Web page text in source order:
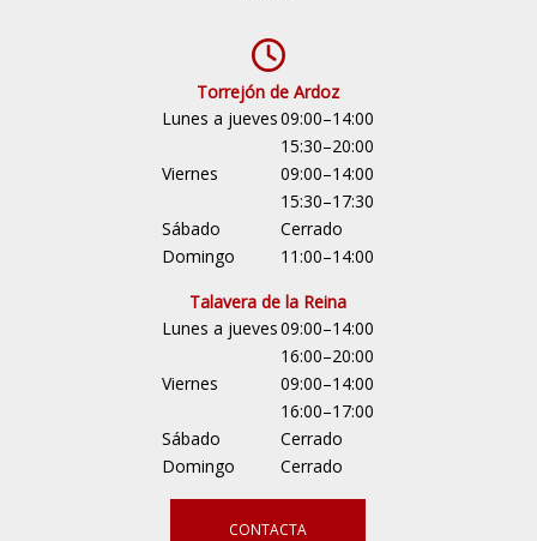
Torrejón de Ardoz
Lunes a jueves09:00–14:00
15:30–20:00
Viernes
09:00–14:00
15:30–17:30
Sábado
Cerrado
Domingo
11:00–14:00
Talavera de la Reina
Lunes a jueves09:00–14:00
16:00–20:00
Viernes
09:00–14:00
16:00–17:00
Sábado
Cerrado
Domingo
Cerrado
CONTACTA